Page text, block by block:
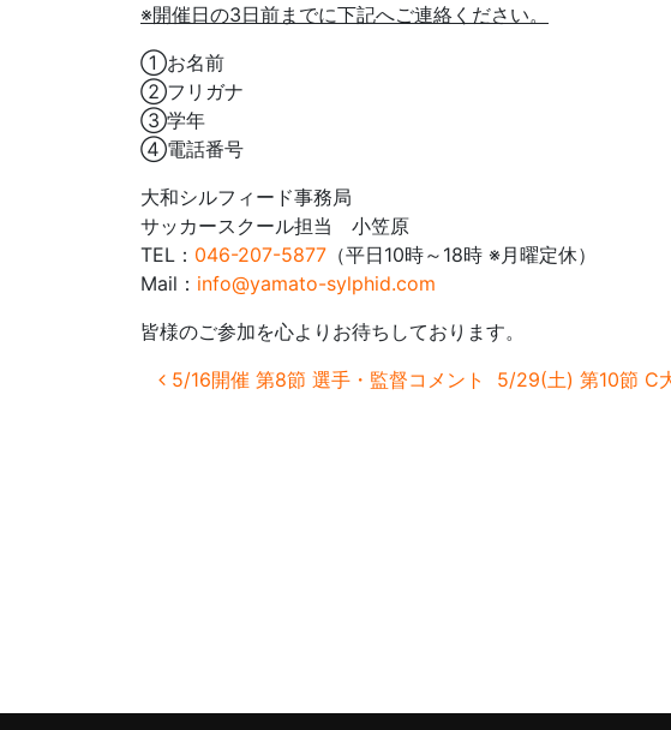
※開催日の3日前までに下記へご連絡ください。
①お名前
②フリガナ
③学年
④電話番号
大和シルフィード事務局
サッカースクール担当 小笠原
TEL： 046-207-5877 （平日10時～18時 ※月曜定休）
Mail： info@yamato-sylphid.com
皆様のご参加を心よりお待ちしております。
投稿ナビゲーション
5/16開催 第8節 選手・監督コメント 5/29(土) 第10節 C